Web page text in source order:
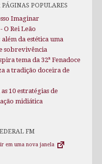
PÁGINAS POPULARES
Imaginar
O Rei Leão
da estética uma
sobrevivência
tema da 32ª Fenadoce
a tradição doceira de
10 estratégias de
midiática
FM
em uma nova janela